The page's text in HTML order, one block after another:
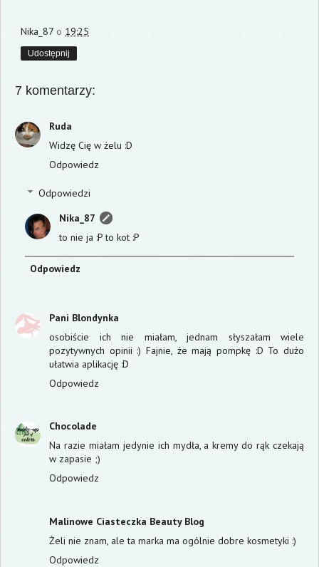
Nika_87 o 19:25
Udostępnij
7 komentarzy:
Ruda
Widzę Cię w żelu :D
Odpowiedz
Odpowiedzi
Nika_87
to nie ja :P to kot :P
Odpowiedz
Pani Blondynka
osobiście ich nie miałam, jednam słyszałam wiele
pozytywnych opinii :) Fajnie, że mają pompkę :D To dużo
ułatwia aplikację :D
Odpowiedz
Chocolade
Na razie miałam jedynie ich mydła, a kremy do rąk czekają
w zapasie ;)
Odpowiedz
Malinowe Ciasteczka Beauty Blog
Żeli nie znam, ale ta marka ma ogólnie dobre kosmetyki :)
Odpowiedz